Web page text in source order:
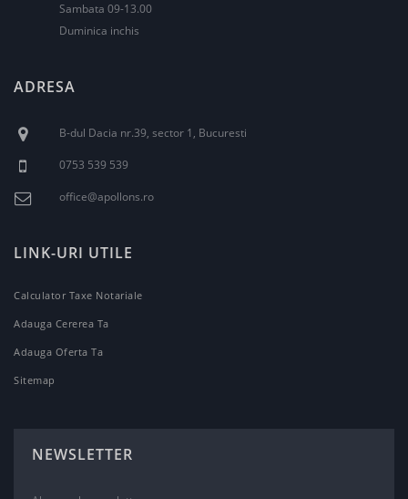
Sambata 09-13.00
Duminica inchis
ADRESA
B-dul Dacia nr.39, sector 1, Bucuresti
0753 539 539
office@apollons.ro
LINK-URI UTILE
Calculator Taxe Notariale
Adauga Cererea Ta
Adauga Oferta Ta
Sitemap
NEWSLETTER